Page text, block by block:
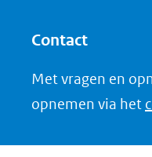
(verwijst
naar
Contact
Met vragen en
opnemen via het